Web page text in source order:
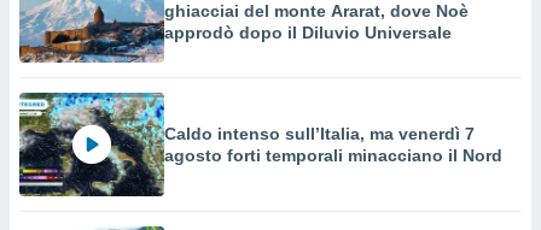
ghiacciai del monte Ararat, dove Noè
approdò dopo il Diluvio Universale
Caldo intenso sull’Italia, ma venerdì 7
agosto forti temporali minacciano il Nord